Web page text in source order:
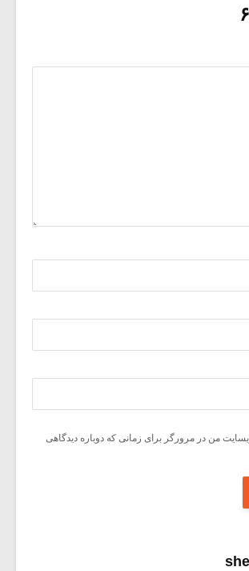
من در مرورگر برای زمانی که دوباره دیدگاهی